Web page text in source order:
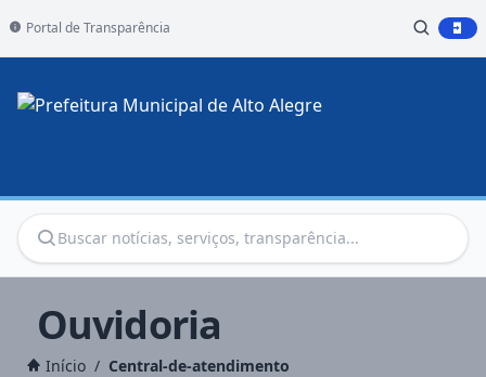
Portal de Transparência
Ouvidoria
Início / Central-de-atendimento